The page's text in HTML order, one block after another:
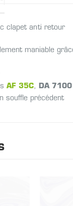
clapet anti retour
maniable
AF 35C, DA 7100
souffle précédent